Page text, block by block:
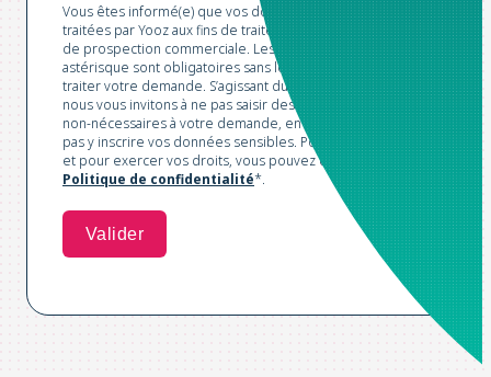
Vous êtes informé(e) que vos données sont collectées et
traitées par Yooz aux fins de traitement de votre demande et
de prospection commerciale. Les champs marqués d'un
astérisque sont obligatoires sans lesquels nous ne pourrions
traiter votre demande. S’agissant du champ libre ci-dessus,
nous vous invitons à ne pas saisir des données personnelles
non-nécessaires à votre demande, en particulier, veuillez ne
pas y inscrire vos données sensibles. Pour plus d'informations
et pour exercer vos droits, vous pouvez consulter notre
Politique de confidentialité*.